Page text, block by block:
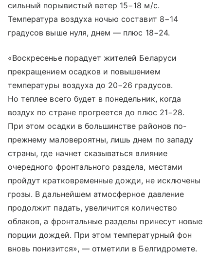
сильный порывистый ветер 15−18 м/с.
Температура воздуха ночью составит 8−14
градусов выше нуля, днем — плюс 18−24.
«Воскресенье порадует жителей Беларуси
прекращением осадков и повышением
температуры воздуха до 20−26 градусов.
Но теплее всего будет в понедельник, когда
воздух по стране прогреется до плюс 21−28.
При этом осадки в большинстве районов по-
прежнему маловероятны, лишь днем по западу
страны, где начнет сказываться влияние
очередного фронтального раздела, местами
пройдут кратковременные дожди, не исключены
грозы. В дальнейшем атмосферное давление
продолжит падать, увеличится количество
облаков, а фронтальные разделы принесут новые
порции дождей. При этом температурный фон
вновь понизится», — отметили в Белгидромете.